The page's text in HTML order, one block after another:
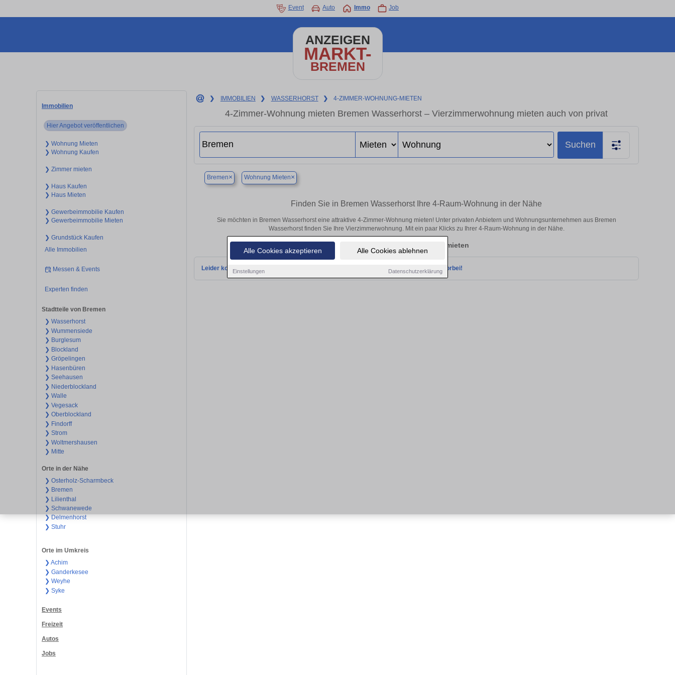
Alle Cookies akzeptieren Alle Cookies ablehnen
Einstellungen Datenschutzerklärung
Event Auto Immo Job
ANZEIGEN
MARKT-
BREMEN
Immobilien
Hier Angebot veröffentlichen
❯ Wohnung Mieten
❯ Wohnung Kaufen
❯ Zimmer mieten
❯ Haus Kaufen
❯ Haus Mieten
❯ Gewerbeimmobilie Kaufen
❯ Gewerbeimmobilie Mieten
❯ Grundstück Kaufen
Alle Immobilien
Messen & Events
Experten finden
Stadtteile von Bremen
❯ Wasserhorst
❯ Wummensiede
❯ Burglesum
❯ Blockland
❯ Gröpelingen
❯ Hasenbüren
❯ Seehausen
❯ Niederblockland
❯ Walle
❯ Vegesack
❯ Oberblockland
❯ Findorff
❯ Strom
❯ Woltmershausen
❯ Mitte
Orte in der Nähe
❯ Osterholz-Scharmbeck
❯ Bremen
❯ Lilienthal
❯ Schwanewede
❯ Delmenhorst
❯ Stuhr
Orte im Umkreis
❯ Achim
❯ Ganderkesee
❯ Weyhe
❯ Syke
Events
Freizeit
Autos
Jobs
❯ IMMOBILIEN ❯ WASSERHORST ❯ 4-ZIMMER-WOHNUNG-MIETEN
4-Zimmer-Wohnung mieten Bremen Wasserhorst – Vierzimmerwohnung mieten auch von privat
Suchen
Bremen× Wohnung Mieten×
Finden Sie in Bremen Wasserhorst Ihre 4-Raum-Wohnung in der Nähe
Sie möchten in Bremen Wasserhorst eine attraktive 4-Zimmer-Wohnung mieten! Unter privaten Anbietern und Wohnungsunternehmen aus Bremen
Wasserhorst finden Sie Ihre Vierzimmerwohnung. Mit ein paar Klicks zu Ihrer 4-Raum-Wohnung in der Nähe.
Aktuelle Wohnung zum mieten
Leider konnten wir derzeit keine passenden Objekte finden. Schauen Sie bald wieder vorbei!